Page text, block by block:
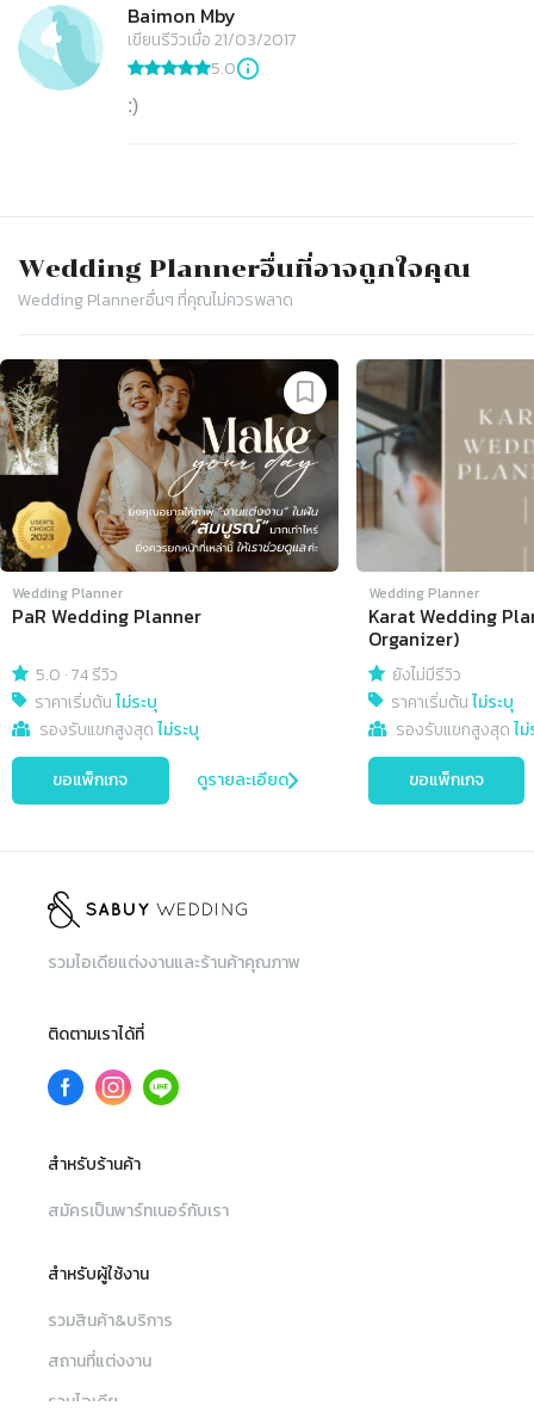
Baimon Mby
เขียนรีวิวเมื่อ 21/03/2017
5.0
:)
Wedding Plannerอื่นที่อาจถูกใจคุณ
Wedding Plannerอื่นๆ ที่คุณไม่ควรพลาด
Slide 1 of 4
Wedding Planner
PaR Wedding Planner
5.0 ·74 รีวิว
ราคาเริ่มต้นไม่ระบุ
รองรับแขกสูงสุดไม่ระบุ
ขอแพ็กเกจ ดูรายละเอียด
Wedding Planner
Karat Wedding
Organizer)
ยังไม่มีรีวิว
ราคาเริ่มต้นไม่ระบุ
รองรับแขกสูงสุดไ
ขอแพ็กเกจ
รวมไอเดียแต่งงานและร้านค้าคุณภาพ
ติดตามเราได้ที่
สำหรับร้านค้า
สมัครเป็นพาร์ทเนอร์กับเรา
สำหรับผู้ใช้งาน
รวมสินค้า&บริการ
สถานที่แต่งงาน
รวมไอเดีย